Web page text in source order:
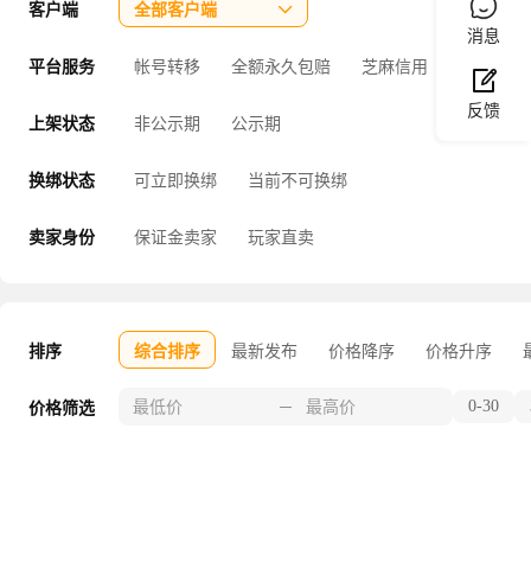
消息
反馈
客户端 全部客户端 
平台服务 帐号转移 全额永久包赔 芝麻信用 官方验号
上架状态 非公示期 公示期
换绑状态 可立即换绑 当前不可换绑
卖家身份 保证金卖家 玩家直卖
排序 综合排序 最新发布 价格降序 价格升序
价格筛选 0-30